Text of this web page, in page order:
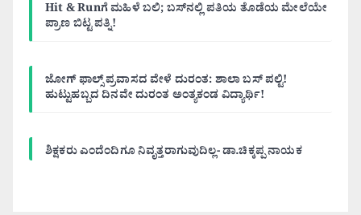
Hit & Runಗೆ ಮಹಿಳೆ ಬಲಿ; ಬಸ್‌ನಲ್ಲಿ ಪತಿಯ ತೊಡೆಯ ಮೇಲೆಯೇ
ಪ್ರಾಣ ಬಿಟ್ಟ ಪತ್ನಿ!
ಜೋಗ್ ಫಾಲ್ಸ್ ಪ್ರವಾಸದ ವೇಳೆ ದುರಂತ: ಶಾಲಾ ಬಸ್ ಪಲ್ಟಿ!
ಹುಟ್ಟುಹಬ್ಬದ ದಿನವೇ ದುರಂತ ಅಂತ್ಯಕಂಡ ವಿದ್ಯಾರ್ಥಿ!
ಶಿಕ್ಷಕರು ಎಂದೆಂದಿಗೂ ನಿವೃತ್ತರಾಗುವುದಿಲ್ಲ- ಡಾ.ಚಿಕ್ಕಪ್ಪ ನಾಯಕ